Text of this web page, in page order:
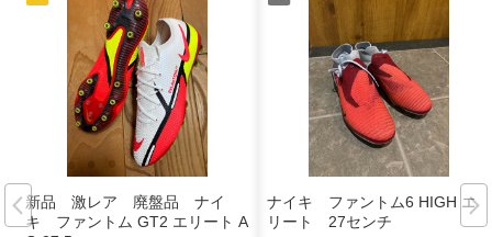
新品 激レア 廃盤品 ナイ
キ ファントム GT2 エリート A
ナイキ ファントム6 HIGH エ
リート 27センチ